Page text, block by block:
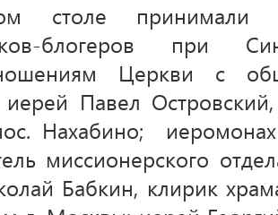
столе принимали
блогеров при
Церкви с
Павел Островский,
Нахабино;
миссионерского
Бабкин, клирик